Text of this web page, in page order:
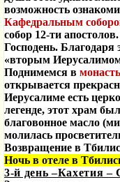
возможность
Кафедральным
собор 12-ти
Господень.
«вторым
Поднимемся в
открывается
Иерусалиме есть
легенде, этот храм
благовонное масло
молилась
Возвращение в
Ночь в отеле в
3-й день –Кахетия –